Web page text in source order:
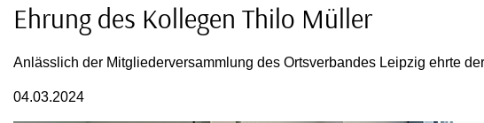
Ehrung des Kollegen Thilo Müller
Anlässlich der Mitgliederversammlung des Ortsverbandes Leipzig ehrte
04.03.2024